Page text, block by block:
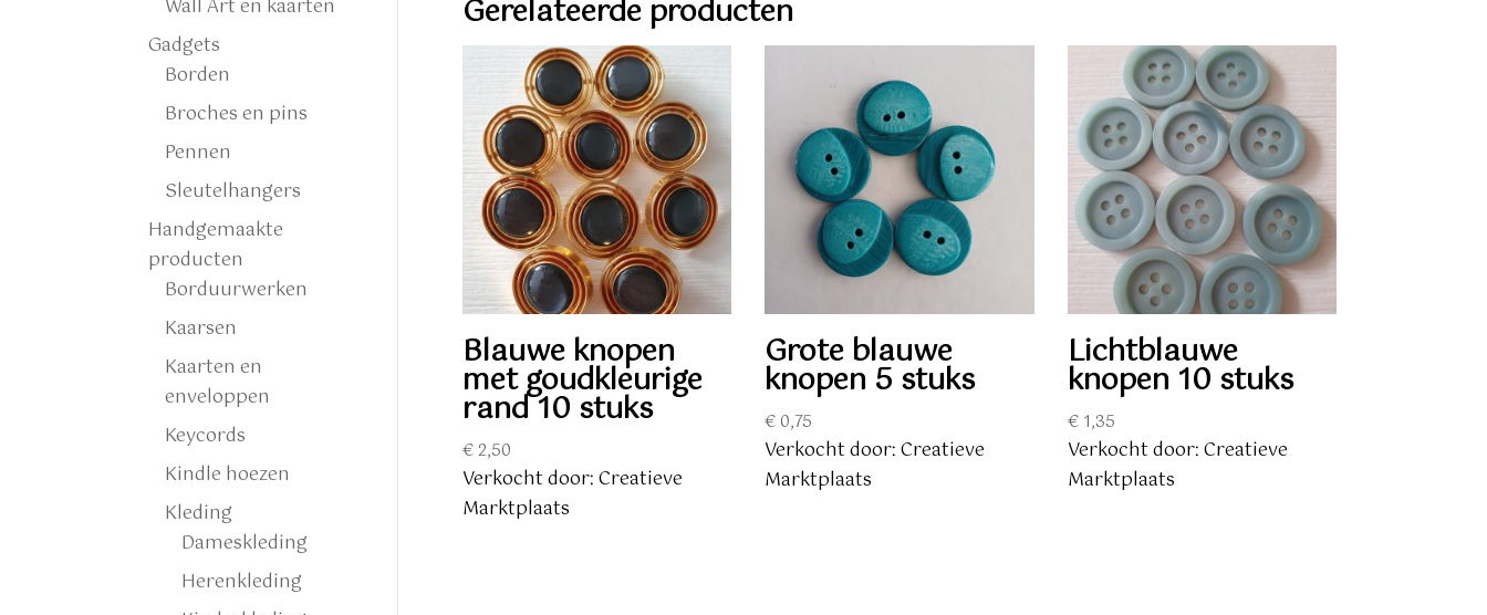
Gerelateerde producten
Blauwe knopen
met goudkleurige
rand 10 stuks
€2,50
Verkocht door: Creatieve
Marktplaats
Grote blauwe
knopen 5 stuks
€ 0,75
Verkocht door: Creatieve
Marktplaats
Lichtblauwe
knopen 10 stuks
€1,35
Verkocht door: Creatieve
Marktplaats
Wall Art en kaarten
Gadgets
Borden
Broches en pins
Pennen
Sleutelhangers
Handgemaakte
producten
Borduurwerken
Kaarsen
Kaarten en
enveloppen
Keycords
Kindle hoezen
Kleding
Dameskleding
Herenkleding